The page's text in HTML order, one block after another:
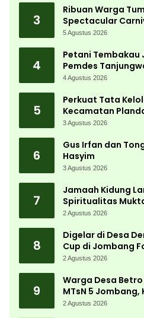
3
Ribuan Warga
Spectacular
Kemerdekaan
5 Agustus 2026
4
Petani Tembakau
Pemdes
Bergerak Cepat
4 Agustus 2026
5
Perkuat Tata
Kecamatan
Aparatur Pemdes
3 Agustus 2026
6
Gus Irfan dan
Hasyim
3 Agustus 2026
7
Jamaah Kidung
Spiritualitas
2 Agustus 2026
8
Digelar di Desa
Cup di Jombang
Menembak
2 Agustus 2026
9
Warga Desa
MTsN 5
Almamater
2 Agustus 2026